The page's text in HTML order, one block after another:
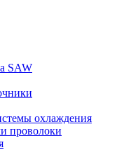
SAW
охлаждения
проволоки